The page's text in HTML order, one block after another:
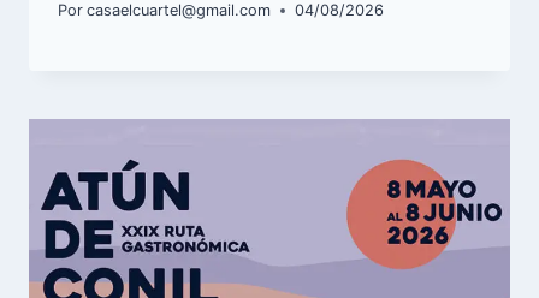
Por casaelcuartel@gmail.com 04/08/2026